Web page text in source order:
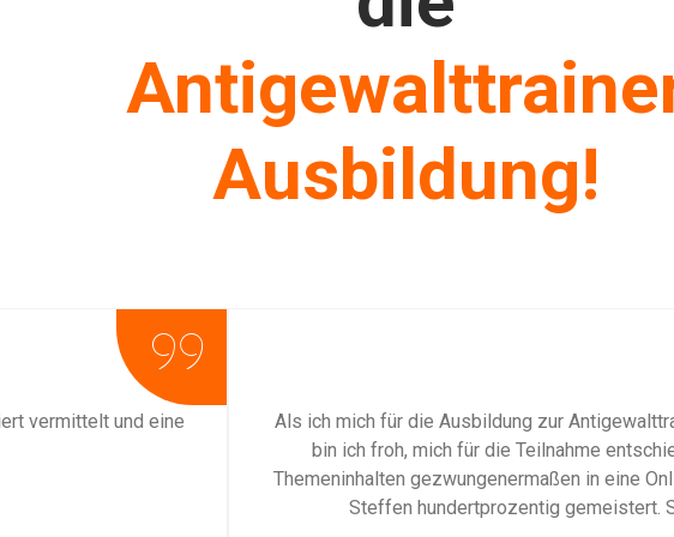
Ausbildung!
zur Antigewalttrainerin entschieden habe, hatte ich keine wirkliche
Teilnahme entschieden zu haben. Die große Herausforderung, eine
in eine Onlineveranstaltung umzuwandeln, in der eine sichere,
gemeistert. Sowohl beruflich, als auch privat hat diese Ausbildung